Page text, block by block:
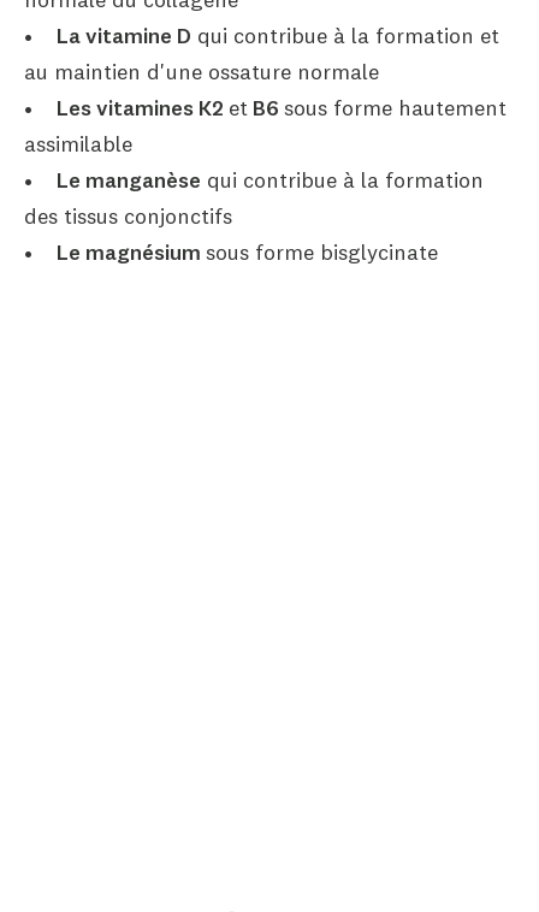
• La vitamine D qui contribue à la formation et
au maintien d'une ossature normale
• Les vitamines K2 et B6 sous forme hautement
assimilable
• Le manganèse qui contribue à la formation
des tissus conjonctifs
• Le magnésium sous forme bisglycinate